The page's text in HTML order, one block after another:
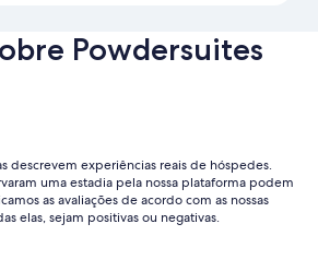
Powdersuites
descrevem experiências reais de hóspedes.
uma estadia pela nossa plataforma podem
as avaliações de acordo com as nossas
elas, sejam positivas ou negativas.